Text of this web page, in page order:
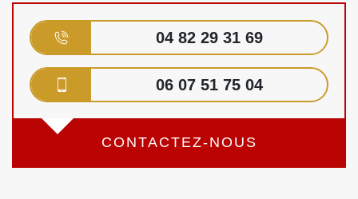
04 82 29 31 69
06 07 51 75 04
CONTACTEZ-NOUS